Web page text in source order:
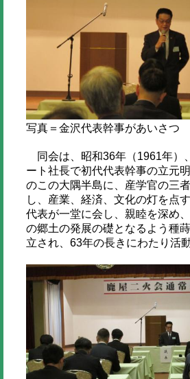
写真＝金沢代表幹事があいさつ
同会は、昭和36年（1961年）
ート社長で初代代表幹事の立元
のこの大隅半島に、産学官の三
し、産業、経済、文化の灯を点
代表が一堂に会し、親睦を深め
の郷土の発展の礎となるよう種
立され、63年の長きにわたり活